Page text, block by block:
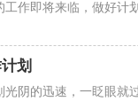
工作即将来临，做好计
懂得怎么制定计划吗
划
光阴的迅速，一眨眼就